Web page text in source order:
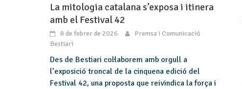
La mitologia catalana s’exposa i itinera
amb el Festival 42
8 de febrer de 2026
Premsa i Comunicació
Bestiari
Des de Bestiari col·laborem amb orgull a
l’exposició troncal de la cinquena edició del
Festival 42, una proposta que reivindica la força i